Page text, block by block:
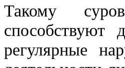
Такому
регулярные